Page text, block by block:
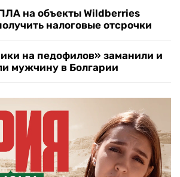
на объекты Wildberries
налоговые отсрочки
на педофилов» заманили и
мужчину в Болгарии